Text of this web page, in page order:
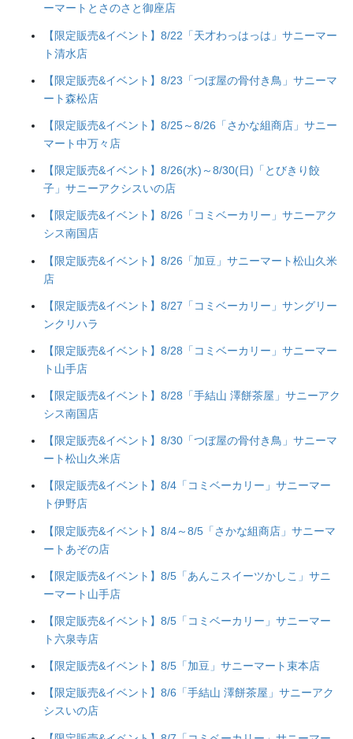
ーマートとさのさと御座店
【限定販売&イベント】8/22「天才わっはっは」サニーマー
ト清水店
【限定販売&イベント】8/23「つぼ屋の骨付き鳥」サニーマ
ート森松店
【限定販売&イベント】8/25～8/26「さかな組商店」サニー
マート中万々店
【限定販売&イベント】8/26(水)～8/30(日)「とびきり餃
子」サニーアクシスいの店
【限定販売&イベント】8/26「コミベーカリー」サニーアク
シス南国店
【限定販売&イベント】8/26「加豆」サニーマート松山久米
店
【限定販売&イベント】8/27「コミベーカリー」サングリー
ンクリハラ
【限定販売&イベント】8/28「コミベーカリー」サニーマー
ト山手店
【限定販売&イベント】8/28「手結山 澤餅茶屋」サニーアク
シス南国店
【限定販売&イベント】8/30「つぼ屋の骨付き鳥」サニーマ
ート松山久米店
【限定販売&イベント】8/4「コミベーカリー」サニーマー
ト伊野店
【限定販売&イベント】8/4～8/5「さかな組商店」サニーマ
ートあぞの店
【限定販売&イベント】8/5「あんこスイーツかしこ」サニ
ーマート山手店
【限定販売&イベント】8/5「コミベーカリー」サニーマー
ト六泉寺店
【限定販売&イベント】8/5「加豆」サニーマート束本店
【限定販売&イベント】8/6「手結山 澤餅茶屋」サニーアク
シスいの店